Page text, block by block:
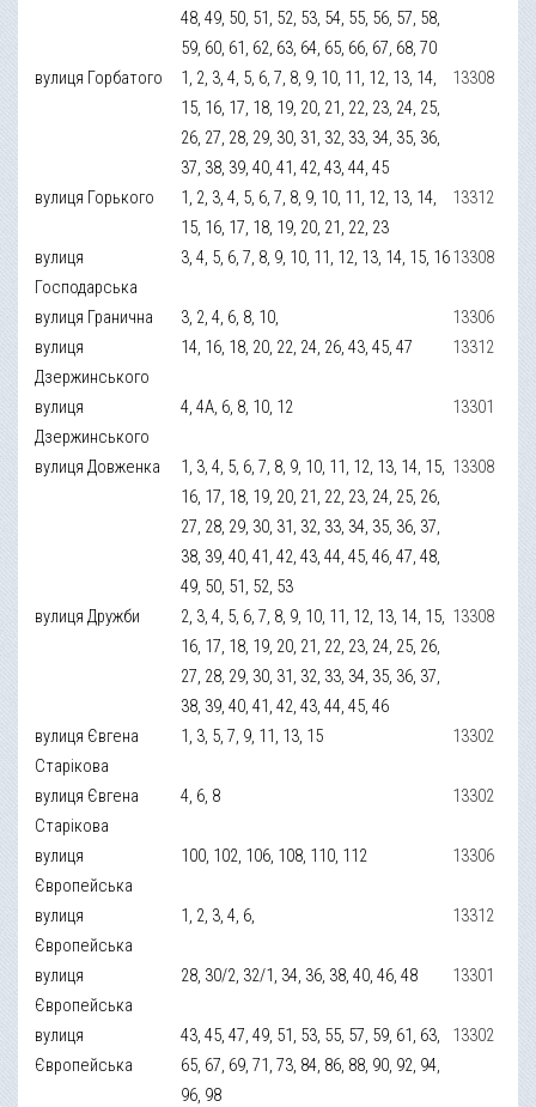
48, 49, 50, 51, 52, 53, 54, 55, 56, 57, 58,
59, 60, 61, 62, 63, 64, 65, 66, 67, 68, 70
вулиця Горбатого
1, 2, 3, 4, 5, 6, 7, 8, 9, 10, 11, 12, 13, 14,
15, 16, 17, 18, 19, 20, 21, 22, 23, 24, 25,
26, 27, 28, 29, 30, 31, 32, 33, 34, 35, 36,
37, 38, 39, 40, 41, 42, 43, 44, 45
13308
вулиця Горького
1, 2, 3, 4, 5, 6, 7, 8, 9, 10, 11, 12, 13, 14,
15, 16, 17, 18, 19, 20, 21, 22, 23
13312
вулиця
Господарська
3, 4, 5, 6, 7, 8, 9, 10, 11, 12, 13, 14, 15, 1613308
вулиця Гранична 3, 2, 4, 6, 8, 10,
13306
вулиця
Дзержинського
14, 16, 18, 20, 22, 24, 26, 43, 45, 47 13312
вулиця
Дзержинського
4, 4А, 6, 8, 10, 12 13301
вулиця Довженка
1, 3, 4, 5, 6, 7, 8, 9, 10, 11, 12, 13, 14, 15,
16, 17, 18, 19, 20, 21, 22, 23, 24, 25, 26,
27, 28, 29, 30, 31, 32, 33, 34, 35, 36, 37,
38, 39, 40, 41, 42, 43, 44, 45, 46, 47, 48,
49, 50, 51, 52, 53
13308
вулиця Дружби
2, 3, 4, 5, 6, 7, 8, 9, 10, 11, 12, 13, 14, 15,
16, 17, 18, 19, 20, 21, 22, 23, 24, 25, 26,
27, 28, 29, 30, 31, 32, 33, 34, 35, 36, 37,
38, 39, 40, 41, 42, 43, 44, 45, 46
13308
вулиця Євгена
Старікова
1, 3, 5, 7, 9, 11, 13, 15 13302
вулиця Євгена
Старікова
4, 6, 8 13302
вулиця
Європейська
100, 102, 106, 108, 110, 112 13306
вулиця
Європейська
1, 2, 3, 4, 6, 13312
вулиця
Європейська
28, 30/2, 32/1, 34, 36, 38, 40, 46, 48 13301
вулиця
Європейська
43, 45, 47, 49, 51, 53, 55, 57, 59, 61, 63,
65, 67, 69, 71, 73, 84, 86, 88, 90, 92, 94,
96, 98
13302